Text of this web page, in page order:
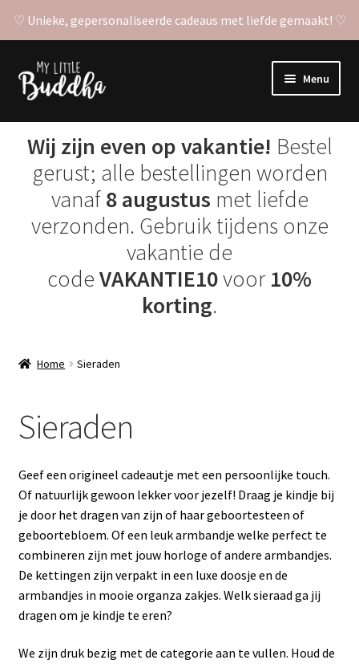
♡ Unieke, gepersonaliseerde cadeaus met liefde gemaakt! ♡
Ga
door
Ga
naar
Menu
Gepersonaliseerde posters
Babyshower invulkaarten
Wij zijn even op vakantie! Bestel
gerust; alle bestellingen worden
vanaf8 augustus met liefde
verzonden. Gebruik tijdens onze
vakantie de
codeVAKANTIE10voor10%
korting.
Home Sieraden
Sieraden
Geef een origineel cadeautje met een persoonlijke touch.
Of natuurlijk gewoon lekker voor jezelf! Draag je kindje bij
je door het dragen van zijn of haar geboortesteen of
geboortebloem. Of een leuk armbandje welke perfect te
combineren zijn met jouw horloge of andere armbandjes.
De kettingen zijn verpakt in een luxe doosje en de
armbandjes in mooie organza zakjes. Welk sieraad ga jij
dragen om je kindje te eren?
We zijn druk bezig met de categorie aan te vullen. Houd de